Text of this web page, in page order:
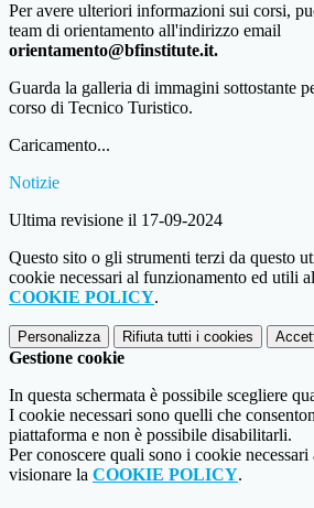
Per avere ulteriori informazioni sui corsi,
team di orientamento all'indirizzo email
orientamento@bfinstitute.it.
Guarda la galleria di immagini sottostante
corso di Tecnico Turistico.
Caricamento...
Notizie
Ultima revisione il 17-09-2024
Questo sito o gli strumenti terzi da questo
cookie necessari al funzionamento ed utili
COOKIE POLICY.
Personalizza Rifiuta tutti i cookies
Gestione cookie
In questa schermata è possibile scegliere
I cookie necessari sono quelli che
piattaforma e non è possibile disabilitarli.
Per conoscere quali sono i cookie
visionare la COOKIE POLICY.